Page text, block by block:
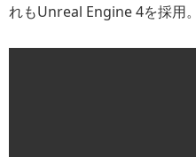
れもUnreal Engine 4を採用。